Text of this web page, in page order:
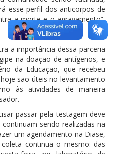
esse perfil dos anticorpos de
a morte e o agravamento”,
a importância dessa parceria
na doação de antígenos, e
da Educação, que recebeu
são úteis no levantamento
às atividades de maneira
passar pela testagem deve
sendo realizadas na
um agendamento na Diase,
continua o mesmo: das